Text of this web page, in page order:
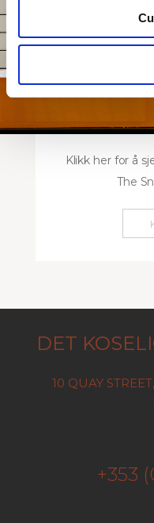
Klikk her for å
The
DET
10 QUAY
+353